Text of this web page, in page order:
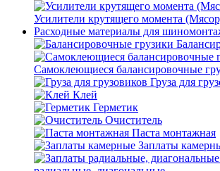
Усилители крутящего момента
Расходные материалы для
Самоклеющиеся балансировочные
Груза для
Клей
Герметик
Очиститель
Паста монтажная
Заплаты